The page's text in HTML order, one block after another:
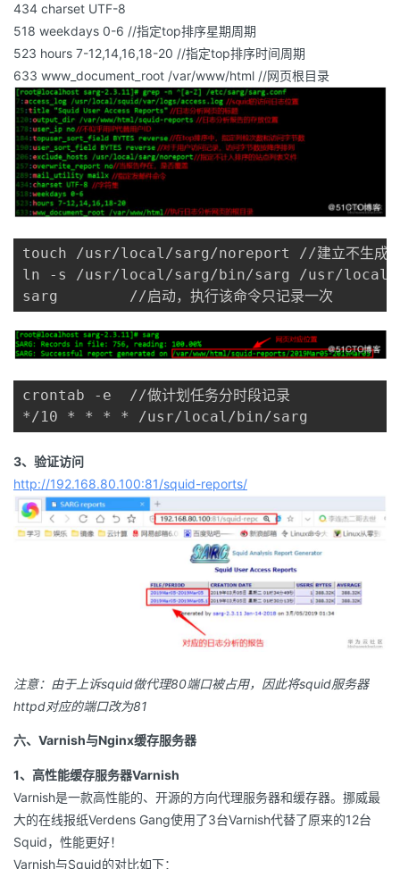
434 charset UTF-8
518 weekdays 0-6 //指定top排序星期周期
523 hours 7-12,14,16,18-20 //指定top排序时间周期
633 www_document_root /var/www/html //网页根目录
touch /usr/local/sarg/noreport //建立不生成报
ln -s /usr/local/sarg/bin/sarg /usr/
sarg        //启动，执行该命令只记录一次
crontab -e  //做计划任务分时段记录
*/10 * * * * /usr/local/bin/sarg
3、验证访问
http://192.168.80.100:81/squid-reports/
注意：由于上诉squid做代理80端口被占用，因此将squid服务器
httpd对应的端口改为81
六、Varnish与Nginx缓存服务器
1、高性能缓存服务器Varnish
Varnish是一款高性能的、开源的方向代理服务器和缓存器。挪威最
大的在线报纸Verdens Gang使用了3台Varnish代替了原来的12台
Squid，性能更好！
Varnish与Squid的对比如下：